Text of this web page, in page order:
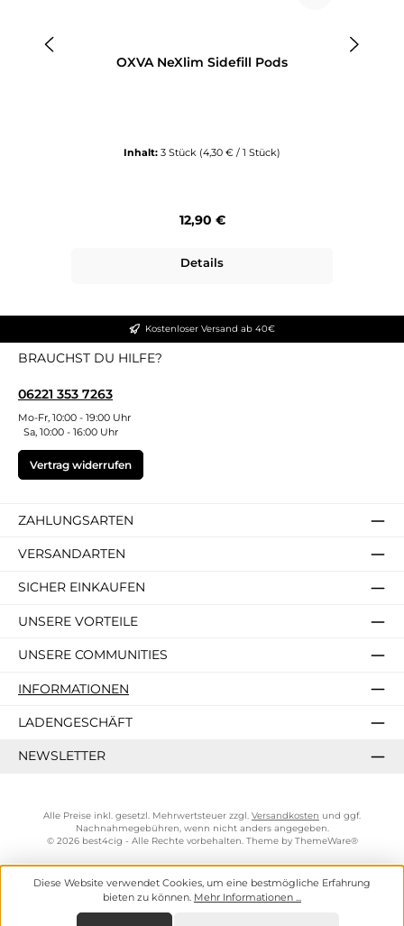
OXVA NeXlim Sidefill Pods
Inhalt: 3 Stück (4,30 € / 1 Stück)
Regulärer Preis:
12,90 €
Details
Kostenloser Versand ab 40€
BRAUCHST DU HILFE?
06221 353 7263
Mo-Fr, 10:00 - 19:00 Uhr
Sa, 10:00 - 16:00 Uhr
Vertrag widerrufen
ZAHLUNGSARTEN
VERSANDARTEN
SICHER EINKAUFEN
UNSERE VORTEILE
UNSERE COMMUNITIES
INFORMATIONEN
LADENGESCHÄFT
NEWSLETTER
Alle Preise inkl. gesetzl. Mehrwertsteuer zzgl. Versandkosten und ggf.
Nachnahmegebühren, wenn nicht anders angegeben.
© 2026 best4cig - Alle Rechte vorbehalten. Theme by ThemeWare®
Diese Website verwendet Cookies, um eine bestmögliche Erfahrung
bieten zu können. Mehr Informationen ...